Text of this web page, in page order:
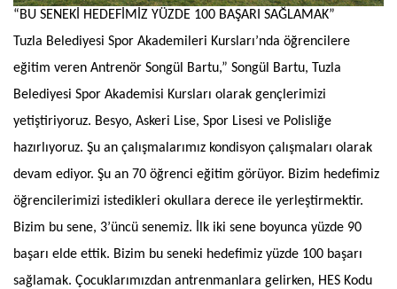
“BU SENEKİ HEDEFİMİZ YÜZDE 100 BAŞARI SAĞLAMAK”
Tuzla Belediyesi Spor Akademileri Kursları’nda öğrencilere
eğitim veren Antrenör Songül Bartu,” Songül Bartu, Tuzla
Belediyesi Spor Akademisi Kursları olarak gençlerimizi
yetiştiriyoruz. Besyo, Askeri Lise, Spor Lisesi ve Polisliğe
hazırlıyoruz. Şu an çalışmalarımız kondisyon çalışmaları olarak
devam ediyor. Şu an 70 öğrenci eğitim görüyor. Bizim hedefimiz
öğrencilerimizi istedikleri okullara derece ile yerleştirmektir.
Bizim bu sene, 3’üncü senemiz. İlk iki sene boyunca yüzde 90
başarı elde ettik. Bizim bu seneki hedefimiz yüzde 100 başarı
sağlamak. Çocuklarımızdan antrenmanlara gelirken, HES Kodu